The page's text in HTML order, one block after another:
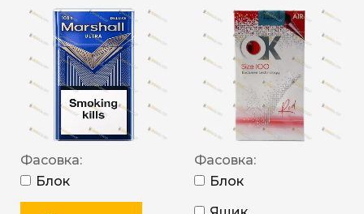
Фасовка:
Блок
Фасовка:
Блок